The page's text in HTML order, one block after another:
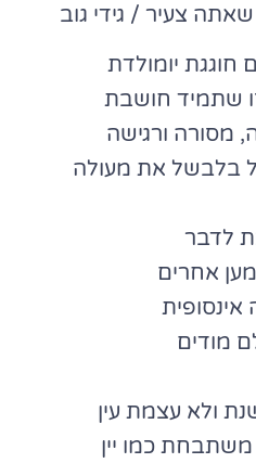
צעיר / גידי גוב
חוגגת יומולדת
שתמיד חושבת
מסורה ורגישה
בלבשל את מעולה
לדבר
אחרים
אינסופית
מודים
כמו יין